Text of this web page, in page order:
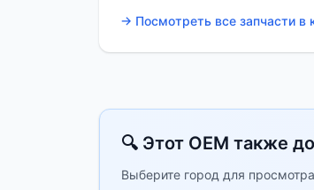
→ Посмотреть все запчасти в
🔍 Этот OEM также
Выберите город для